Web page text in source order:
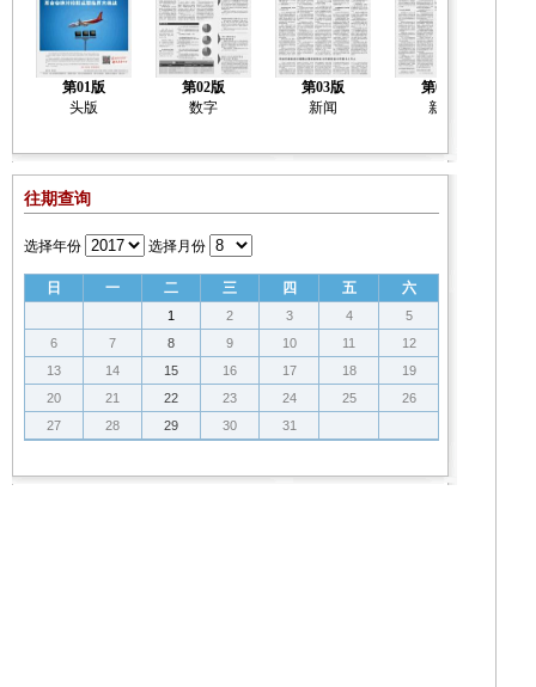
第01版
头版
第02版
数字
第03版
新闻
第04版
新闻
往期查询
选择年份 选择月份
日 一 二 三 四 五 六
1 2 3 4
5
6
7 8 9 10 11
12
13
14 15 16 17 18
19
20
21 22 23 24 25
26
27
28 29 30 31